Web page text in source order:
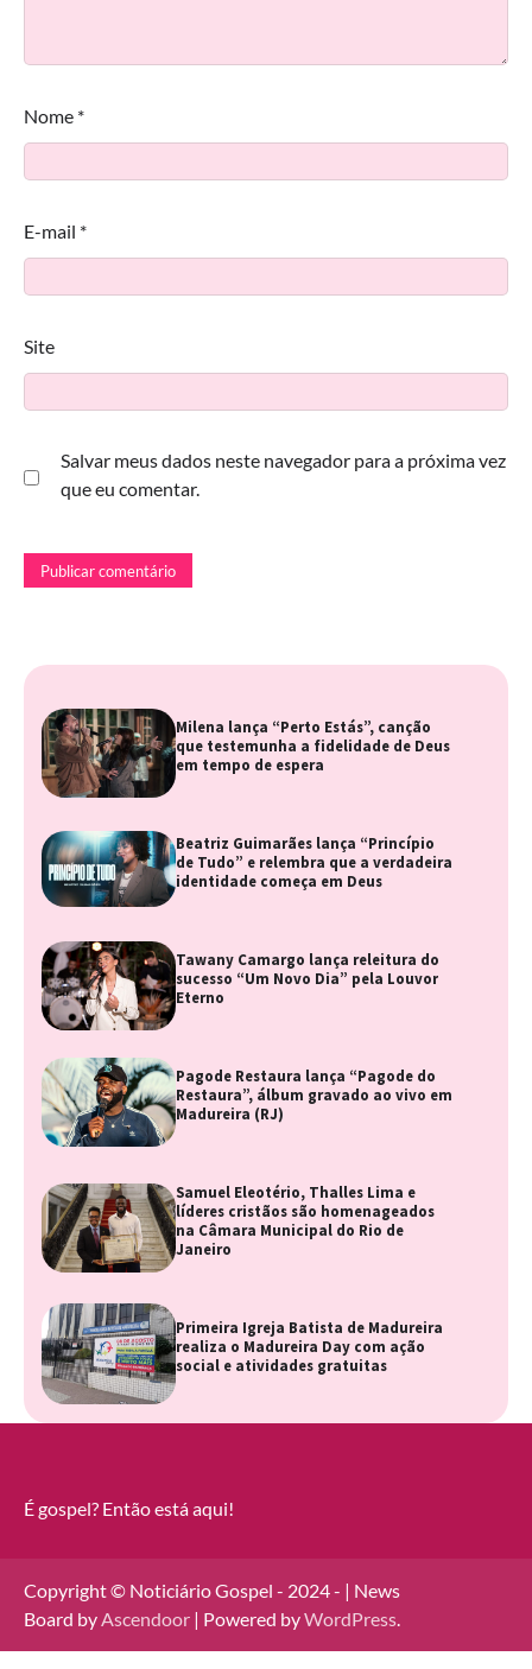
Nome *
E-mail *
Site
Salvar meus dados neste navegador para a próxima vez
que eu comentar.
Milena lança “Perto Estás”, canção
que testemunha a fidelidade de Deus
em tempo de espera
Beatriz Guimarães lança “Princípio
de Tudo” e relembra que a verdadeira
identidade começa em Deus
Tawany Camargo lança releitura do
sucesso “Um Novo Dia” pela Louvor
Eterno
Pagode Restaura lança “Pagode do
Restaura”, álbum gravado ao vivo em
Madureira (RJ)
Samuel Eleotério, Thalles Lima e
líderes cristãos são homenageados
na Câmara Municipal do Rio de
Janeiro
Primeira Igreja Batista de Madureira
realiza o Madureira Day com ação
social e atividades gratuitas
É gospel? Então está aqui!
Copyright © Noticiário Gospel - 2024 - | News
Board byAscendoor | Powered byWordPress.